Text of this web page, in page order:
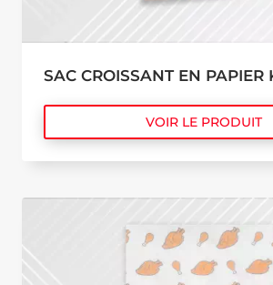
SAC CROISSANT EN PAPIER
VOIR LE PRODUIT